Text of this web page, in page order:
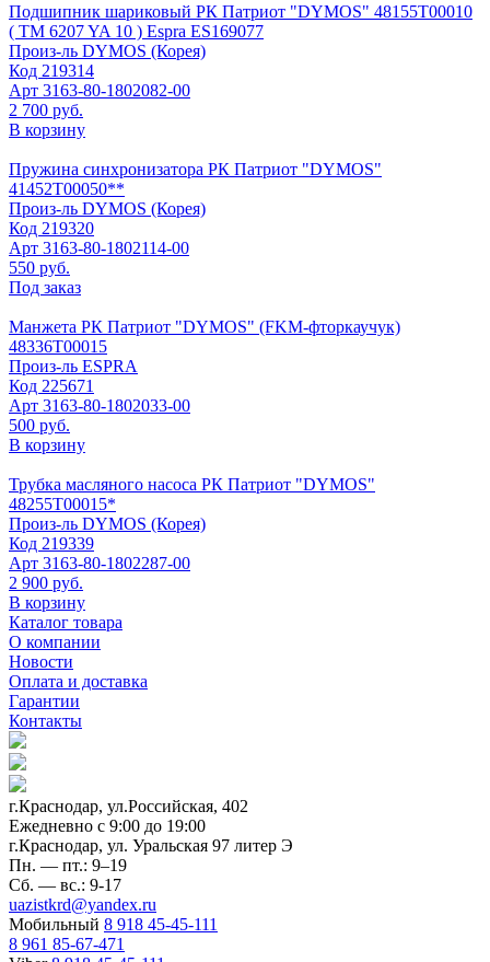
Подшипник шариковый РК Патриот "DYMOS" 48155Т00010
( TM 6207 YA 10 ) Espra ES169077
Произ-ль DYMOS (Корея)
Код 219314
Арт 3163-80-1802082-00
2 700 руб.
В корзину
Пружина синхронизатора РК Патриот "DYMOS"
41452Т00050**
Произ-ль DYMOS (Корея)
Код 219320
Арт 3163-80-1802114-00
550 руб.
Под заказ
Манжета РК Патриот "DYMOS" (FKM-фторкаучук)
48336Т00015
Произ-ль ESPRA
Код 225671
Арт 3163-80-1802033-00
500 руб.
В корзину
Трубка масляного насоса РК Патриот "DYMOS"
48255Т00015*
Произ-ль DYMOS (Корея)
Код 219339
Арт 3163-80-1802287-00
2 900 руб.
В корзину
Каталог товара
О компании
Новости
Оплата и доставка
Гарантии
Контакты
г.Краснодар, ул.Российская, 402
Ежедневно c 9:00 до 19:00
г.Краснодар, ул. Уральская 97 литер Э
Пн. — пт.: 9–19
Сб. — вс.: 9-17
uazistkrd@yandex.ru
Мобильный 8 918 45-45-111
8 961 85-67-471